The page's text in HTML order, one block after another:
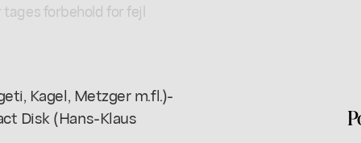
forbehold for fejl
Kagel, Metzger m.fl.)-
Disk (Hans-Klaus